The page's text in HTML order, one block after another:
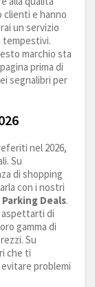
clienti e hanno
un servizio
tempestivi.
marchio sta
prima di
segnalibri per
nel 2026,
Su
di shopping
con i nostri
Deals.
aspettarti di
gamma di
Su
che ti
problemi